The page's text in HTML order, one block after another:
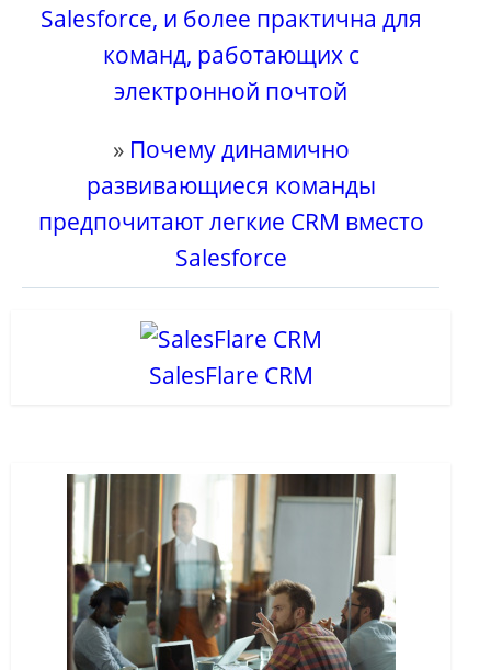
Salesforce, и более практична для
команд, работающих с
электронной почтой
» Почему динамично
развивающиеся команды
предпочитают легкие CRM вместо
Salesforce
SalesFlare CRM